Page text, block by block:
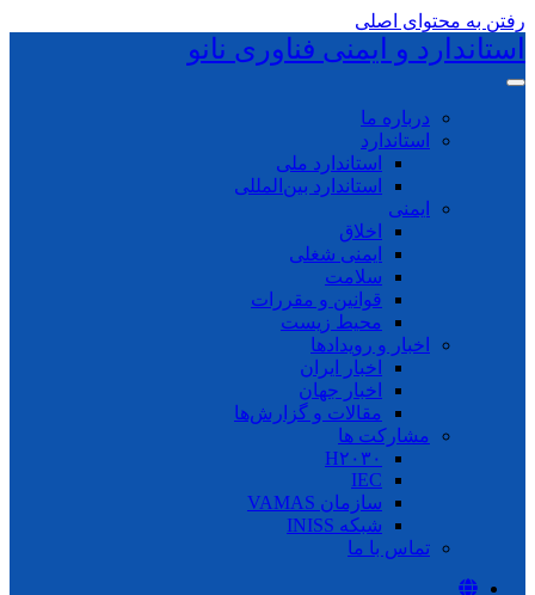
رفتن به محتوای اصلی
استاندارد و ایمنی فناوری نانو
درباره ما
استاندارد
استاندارد ملی
استاندارد بین‌المللی
ایمنی
اخلاق
ایمنی شغلی
سلامت
قوانین و مقررات
محیط زیست
اخبار و رویدادها
اخبار ایران
اخبار جهان
مقالات و گزارش‌ها
مشارکت ها
H۲۰۳۰
IEC
سازمان VAMAS
شبکه INISS
تماس با ما